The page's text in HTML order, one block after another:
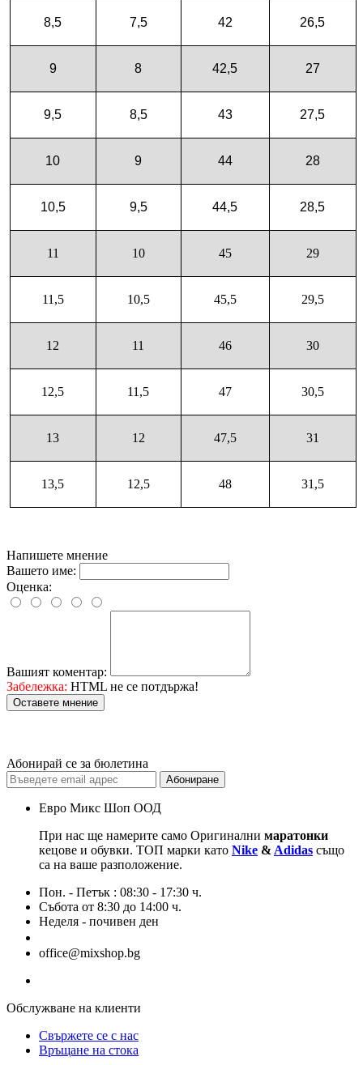
8,5 7,5 42 26,5
9 8 42,5 27
9,5 8,5 43 27,5
10 9 44 28
10,5 9,5 44,5 28,5
11 10 45 29
11,5 10,5 45,5 29,5
12 11 46 30
12,5 11,5 47 30,5
13 12 47,5 31
13,5 12,5 48 31,5
Напишете мнение
Вашето име:
Оценка:
Вашият коментар:
Забележка: HTML не се потдържа!
Оставете мнение
Абонирай се за бюлетина
Абониране
Евро Микс Шоп ООД
При нас ще намерите само Оригинални маратонки
кецове и обувки. ТОП марки като Nike & Adidas също
са на ваше разположение.
Пон. - Петък : 08:30 - 17:30 ч.
Събота от 8:30 до 14:00 ч.
Неделя - почивен ден
office@mixshop.bg
Обслужване на клиенти
Свържете се с нас
Връщане на стока